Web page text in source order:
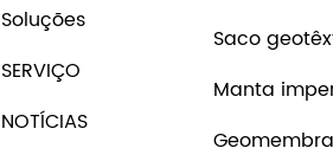
Soluções
SERVIÇO
NOTÍCIAS
Saco
Manta